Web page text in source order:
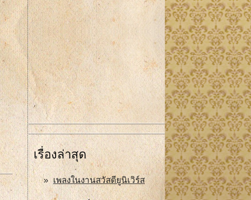
เรื่องล่าสุด
เพลงในงานสวัสดียูนิเวิร์ส